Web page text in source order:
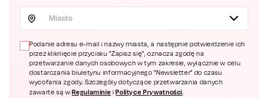
Miasto
Podanie adresu e-mail i nazwy miasta, a następnie potwierdzenie ich
przez kliknięcie przycisku "Zapisz się", oznacza zgodę na
przetwarzanie danych osobowych w tym zakresie, wyłącznie w celu
dostarczania biuletynu informacyjnego "Newsletter" do czasu
wycofania zgody. Szczegóły dotyczące przetwarzania danych
zawarte są wRegulaminie iPolityce Prywatności.